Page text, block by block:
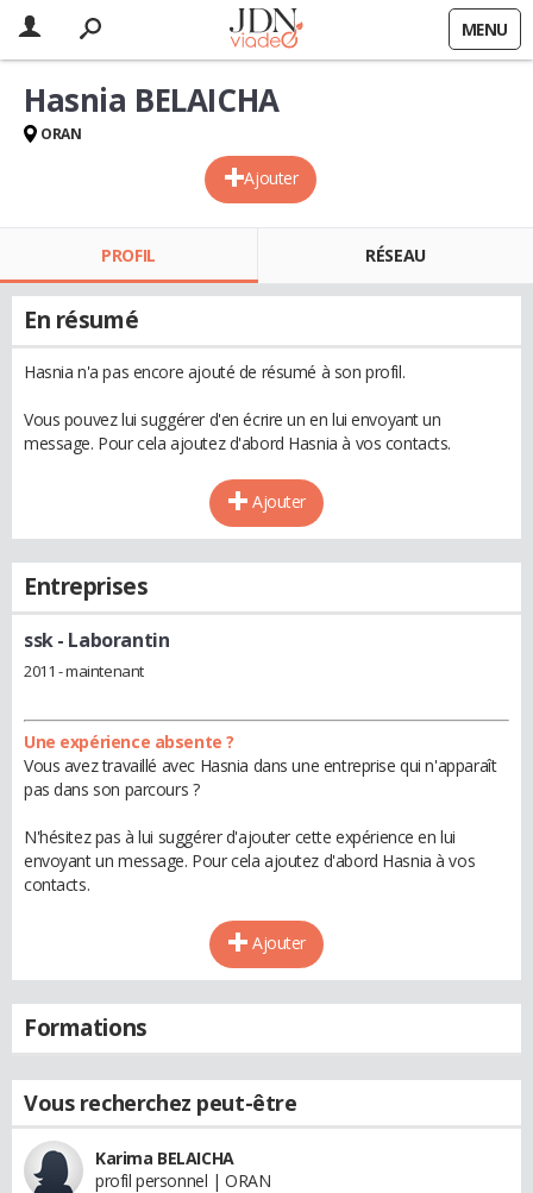
MENU
Ajouter
Hasnia BELAICHA
ORAN
PROFIL RÉSEAU
En résumé
Hasnia n'a pas encore ajouté de résumé à son profil.
Vous pouvez lui suggérer d'en écrire un en lui envoyant un
message. Pour cela ajoutez d'abord Hasnia à vos contacts.
Ajouter
Entreprises
ssk- Laborantin
2011 - maintenant
Une expérience absente ?
Vous avez travaillé avec Hasnia dans une entreprise qui n'apparaît
pas dans son parcours ?
N'hésitez pas à lui suggérer d'ajouter cette expérience en lui
envoyant un message. Pour cela ajoutez d'abord Hasnia à vos
contacts.
Ajouter
Formations
Vous recherchez peut-être
Karima BELAICHA
profil personnel | ORAN